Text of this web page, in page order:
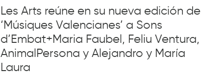
Les Arts reúne en su nueva edición de
‘Músiques Valencianes’ a Sons
d’Embat+Maria Faubel, Feliu Ventura,
AnimalPersona y Alejandro y María
Laura